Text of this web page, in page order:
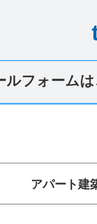
ルフォーム
アパート建